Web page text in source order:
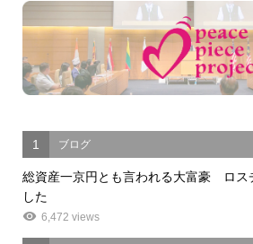
1 ブログ
総資産一京円とも言われる大富豪 ロス
した
6,472 views